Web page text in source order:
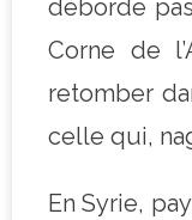
déborde
Corne de
retomber
celle qui,
En Syrie,